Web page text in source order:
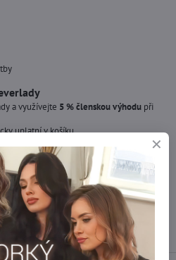
a využívejte 5 % členskou výhodu při
uplatní v košíku.
kusů ?
Vás doskladníme!